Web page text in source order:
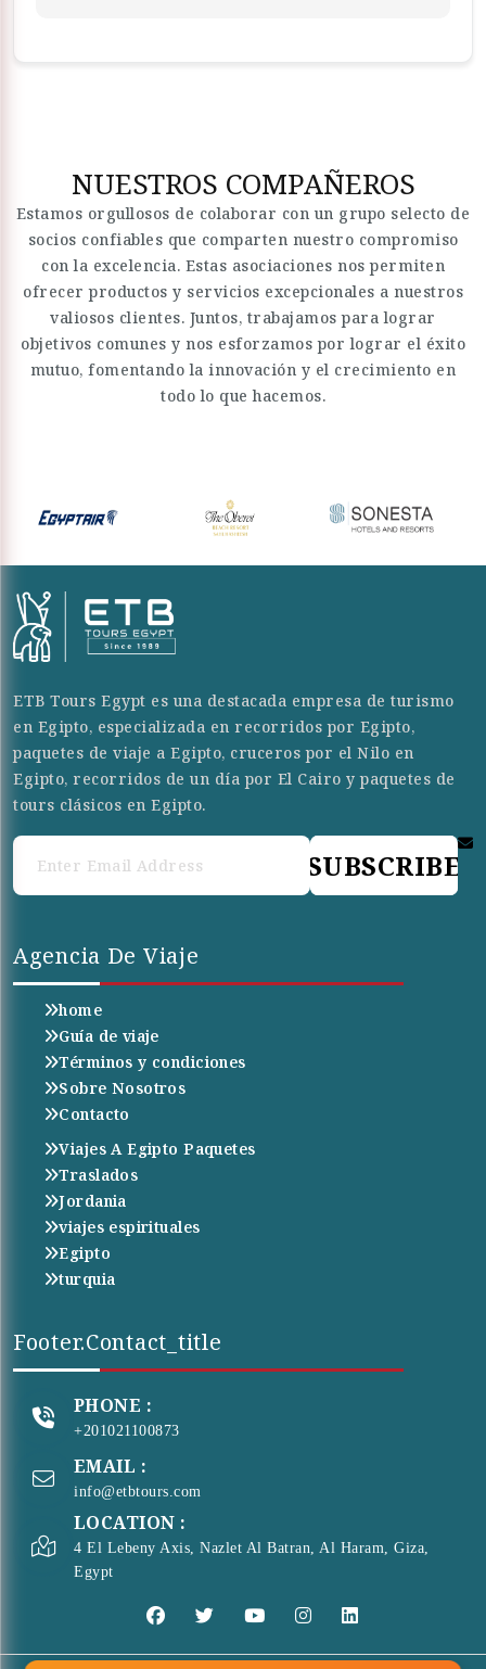
NUESTROS COMPAÑEROS
Estamos orgullosos de colaborar con un grupo selecto de
socios confiables que comparten nuestro compromiso
con la excelencia. Estas asociaciones nos permiten
ofrecer productos y servicios excepcionales a nuestros
valiosos clientes. Juntos, trabajamos para lograr
objetivos comunes y nos esforzamos por lograr el éxito
mutuo, fomentando la innovación y el crecimiento en
todo lo que hacemos.
ETB Tours Egypt es una destacada empresa de turismo
en Egipto, especializada en recorridos por Egipto,
paquetes de viaje a Egipto, cruceros por el Nilo en
Egipto, recorridos de un día por El Cairo y paquetes de
tours clásicos en Egipto.
SUBSCRIBE
Agencia De Viaje
home
Guía de viaje
Términos y condiciones
Sobre Nosotros
Contacto
Viajes A Egipto Paquetes
Traslados
Jordania
viajes espirituales
Egipto
turquia
Footer.contact_title
PHONE :
+201021100873
EMAIL :
info@etbtours.com
LOCATION :
4 El Lebeny Axis, Nazlet Al Batran, Al Haram, Giza,
Egypt